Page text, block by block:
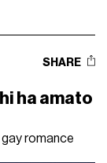
SHARE
ha amato
romance